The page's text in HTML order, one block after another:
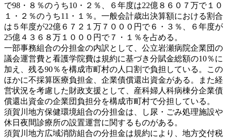
で98・８％のうち10・２％、６年度は22億８６０７万で１０
１・２％のうち11・１％。一般会計歳出決算額における割合
は５年度が22億６７２１万７０００円で６・３％、６年度が
25億４３６８万１０００円で７・１％を占める。
一部事務組合の分担金の内訳として、公立岩瀬病院企業団の
議会運営費と看護学院費は規約に基づき分賦金総額の10％に
加え、残る90％を構成市町村の人口割で負担している。この
ほかに不採算医療負担金、企業債償還出資金がある。また経
営状況を考慮した財政支援として、産科婦人科病棟分企業債
償還出資金の企業団負担分を構成市町村で分担している。
須賀川地方保健環境組合の分担金は、し尿・ごみ処理施設や
休日夜間診療所の設置運営に関するものがある。
須賀川地方広域消防組合の分担金は規約により、地方交付税